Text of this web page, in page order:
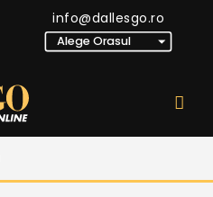
info@dallesgo.ro